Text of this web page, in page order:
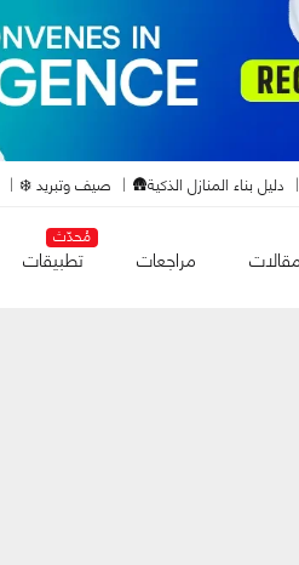
دليل بناء المنازل الذكية🛖 صيف وتبريد ❄️
مقالات مراجعات
مُحدّث
تطبيقات